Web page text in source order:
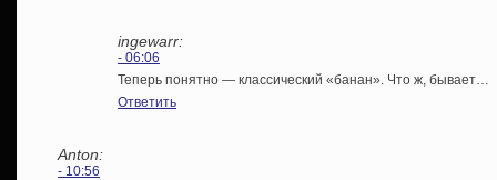
ingewarr:
- 06:06
Теперь понятно — классический «банан». Что ж, бывает…
Ответить
Anton:
- 10:56